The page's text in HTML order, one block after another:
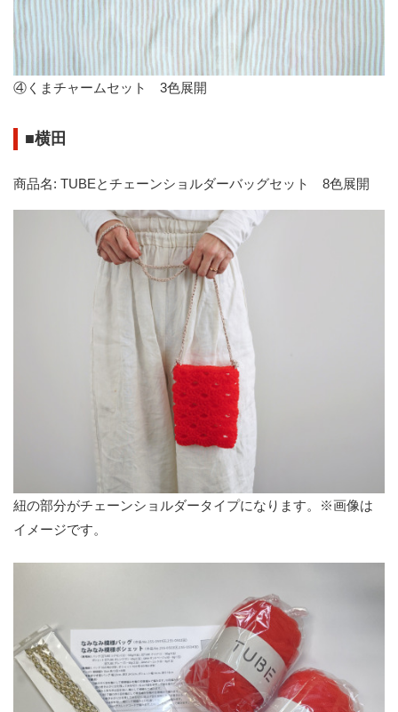
④くまチャームセット 3色展開
■横田
商品名: TUBEとチェーンショルダーバッグセット 8色展開
紐の部分がチェーンショルダータイプになります。※画像は
イメージです。